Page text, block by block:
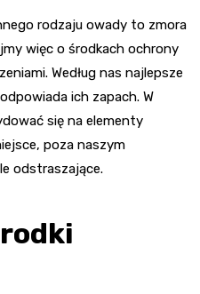
rodzaju owady to zmora
więc o środkach ochrony
Według nas najlepsze
ich zapach. W
się na elementy
poza naszym
odstraszające.